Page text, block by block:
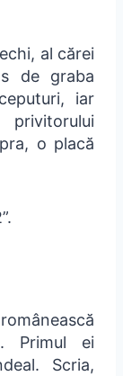
al cărei
de graba
iar
o placă
Primul ei
Scria,